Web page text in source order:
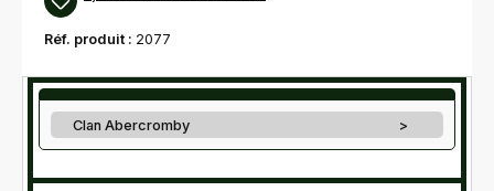
Réf. produit : 2077
Clan Abercromby >